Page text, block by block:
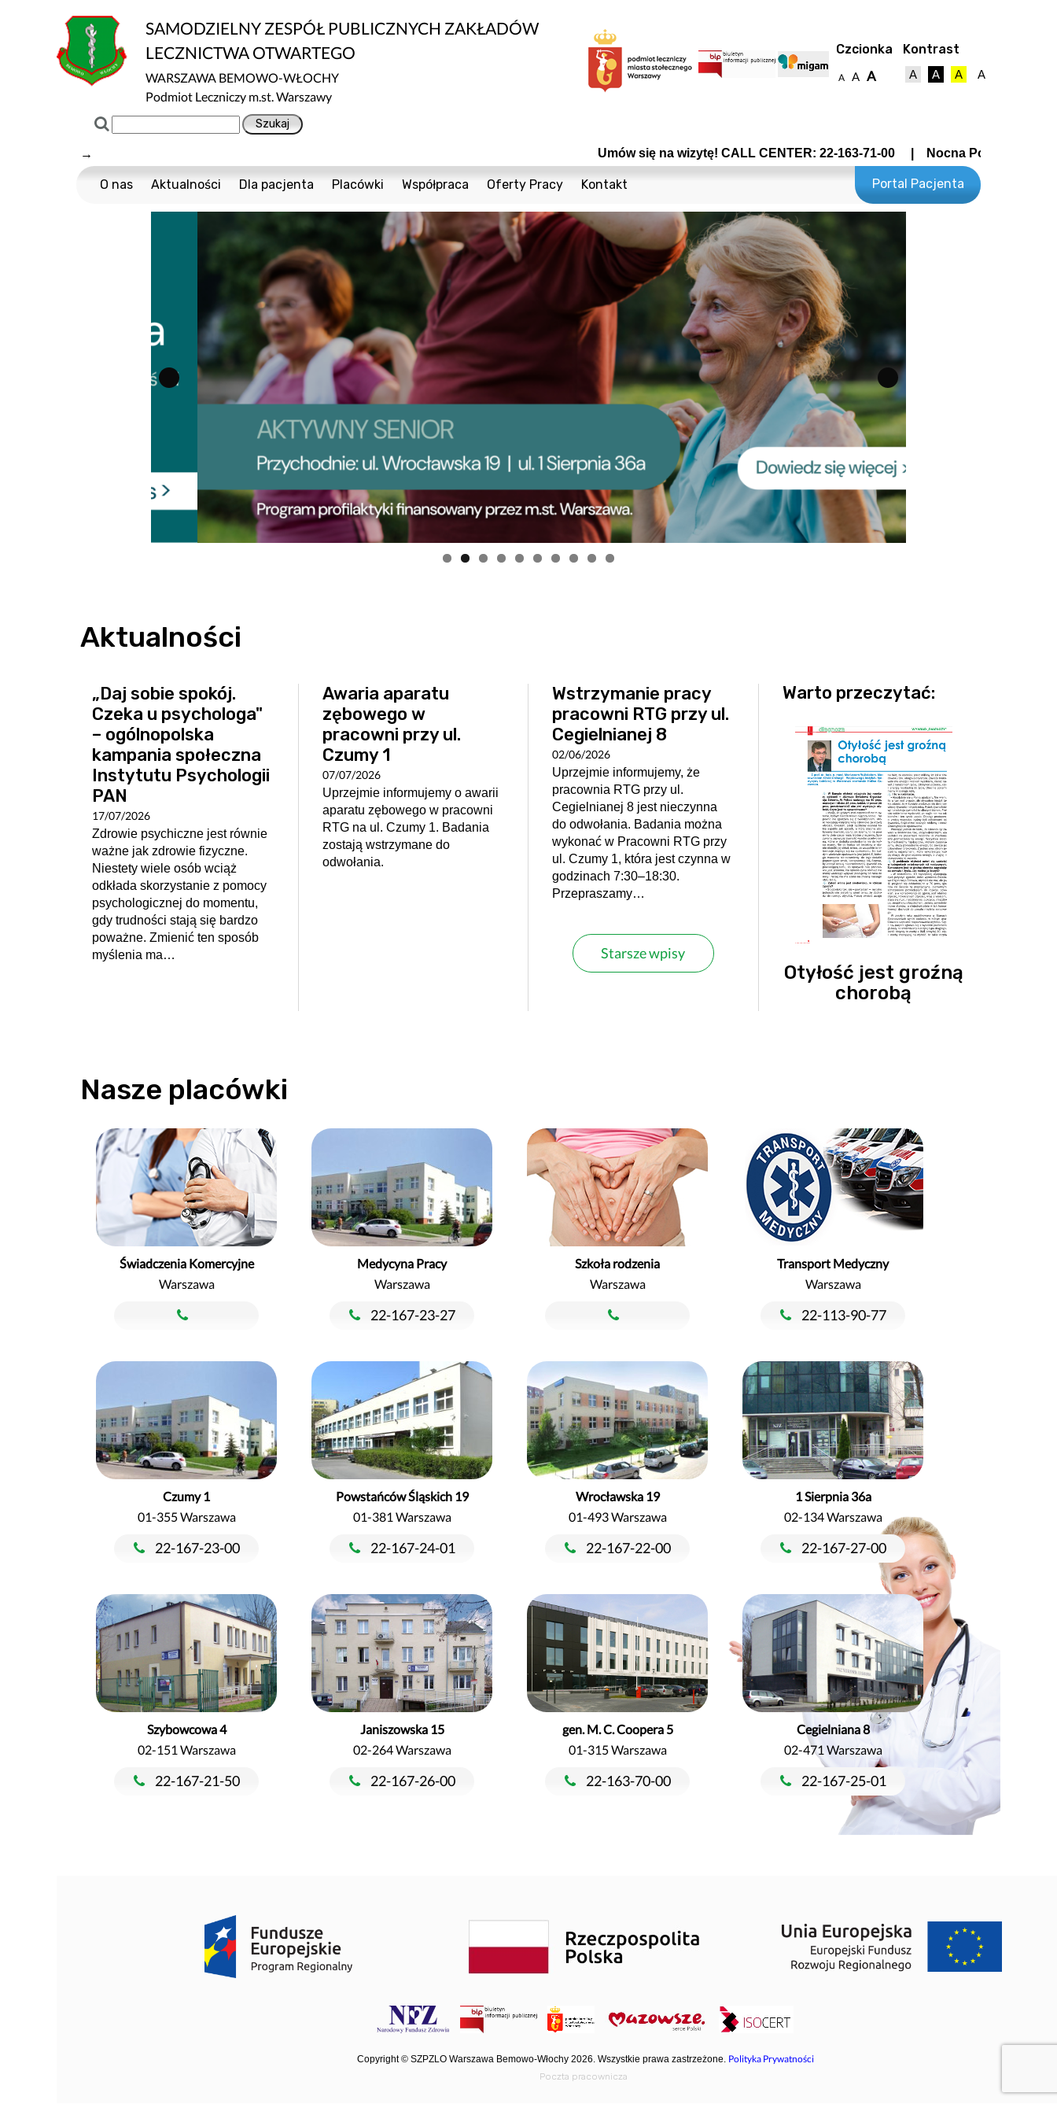
SAMODZIELNY ZESPÓŁ PUBLICZNYCH ZAKŁADÓW
LECZNICTWA OTWARTEGO
WARSZAWA BEMOWO-WŁOCHY
Podmiot Leczniczy m.st. Warszawy
Czcionka
A A A
Kontrast
A A A A
→ Umów się na wizytę! CALL CENTER: 22-163-71-00 | Nocna Pomoc Lekarska -
O nas
Certyfikaty ISO
Informacja o wpływie działalności wykonywanej
Bezpieczeństwo informacji
Sygnaliści
Aktualności Dla pacjenta
Cennik usług medycznych
Nawigator Pacjenta
COVID-19
Profilaktyka Zdrowia
Polityka Ochrony Dzieci
Kwartalnik „Diagnoza”
Przygotowanie do Badań Laboratoryjnych
Karta Praw Pacjenta
Deklaracja POZ
Informacja o gastroskopii
Przygotowanie do kolonoskopii
Znieczulenie dożylne do zabiegów endoskopowych
Placówki
1 Sierpnia 36a
Cegielniana 8
Janiszowska 15
Powstańców Śląskich 19
Szybowcowa 4
Wrocławska 19
Świadczenia Komercyjne
Nasze Specjalizacje
Współpraca
Bieżące Zamówienia Publiczne
Konkursy
Powierzchnie do wynajęcia
Odsprzedaż Sprzętu Używanego
Plany postępowań
Oferty Pracy Kontakt
Telefony
Formularz Kontaktowy
Portal Pacjenta
Aktualności
„Daj sobie spokój.
Czeka u psychologa"
– ogólnopolska
kampania społeczna
Instytutu Psychologii
PAN
17/07/2026
Zdrowie psychiczne jest równie
ważne jak zdrowie fizyczne.
Niestety wiele osób wciąż
odkłada skorzystanie z pomocy
psychologicznej do momentu,
gdy trudności stają się bardzo
poważne. Zmienić ten sposób
myślenia ma…
Awaria aparatu
zębowego w
pracowni przy ul.
Czumy 1
07/07/2026
Uprzejmie informujemy o awarii
aparatu zębowego w pracowni
RTG na ul. Czumy 1. Badania
zostają wstrzymane do
odwołania.
Wstrzymanie pracy
pracowni RTG przy ul.
Cegielnianej 8
02/06/2026
Uprzejmie informujemy, że
pracownia RTG przy ul.
Cegielnianej 8 jest nieczynna
do odwołania. Badania można
wykonać w Pracowni RTG przy
ul. Czumy 1, która jest czynna w
godzinach 7:30–18:30.
Przepraszamy…
Starsze wpisy
Warto przeczytać:
Otyłość jest groźną
chorobą
Nasze placówki
Świadczenia Komercyjne
Warszawa
Medycyna Pracy
Warszawa
22-167-23-27
Szkoła rodzenia
Warszawa
Transport Medyczny
Warszawa
22-113-90-77
Czumy 1
01-355 Warszawa
22-167-23-00
Powstańców Śląskich 19
01-381 Warszawa
22-167-24-01
Wrocławska 19
01-493 Warszawa
22-167-22-00
1 Sierpnia 36a
02-134 Warszawa
22-167-27-00
Szybowcowa 4
02-151 Warszawa
22-167-21-50
Janiszowska 15
02-264 Warszawa
22-167-26-00
gen. M. C. Coopera 5
01-315 Warszawa
22-163-70-00
Cegielniana 8
02-471 Warszawa
22-167-25-01
Copyright © SZPZLO Warszawa Bemowo-Włochy 2026. Wszystkie prawa zastrzeżone. Polityka Prywatności
Poczta pracownicza